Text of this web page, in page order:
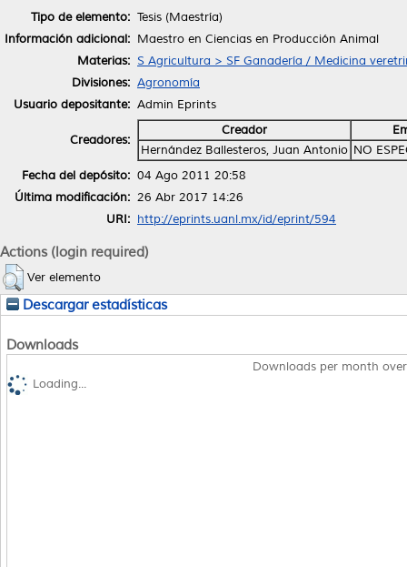
Tipo de elemento: Tesis (Maestría)
Información adicional: Maestro en Ciencias en Producción Animal
Materias: S Agricultura > SF Ganadería / Medicina
Divisiones: Agronomía
Usuario depositante: Admin Eprints
Creadores:
Creador
Hernández Ballesteros, Juan Antonio NO
Fecha del depósito: 04 Ago 2011 20:58
Última modificación: 26 Abr 2017 14:26
URI: http://eprints.uanl.mx/id/eprint/594
Actions (login required)
Ver elemento
Descargar estadísticas
Downloads
Downloads per month
Loading...